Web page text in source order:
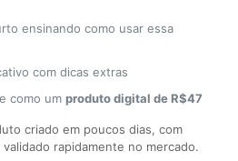
ensinando como usar essa
com dicas extras
como um produto digital de R$47
criado em poucos dias, com
rapidamente no mercado.